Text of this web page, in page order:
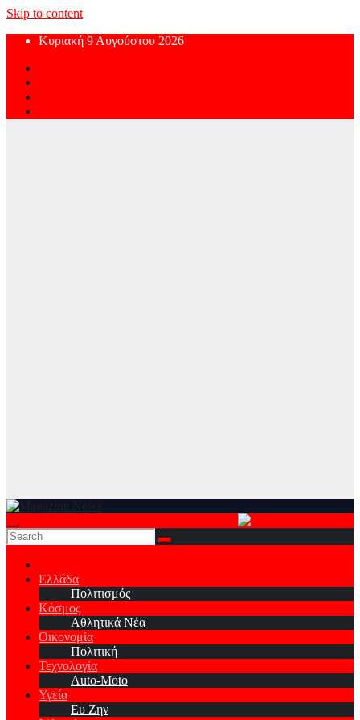
Skip to content
Κυριακή 9 Αυγούστου 2026
Ελλάδα
Πολιτισμός
Κόσμος
Αθλητικά Νέα
Οικονομία
Πολιτική
Τεχνολογία
Auto-Moto
Υγεία
Ευ Ζην